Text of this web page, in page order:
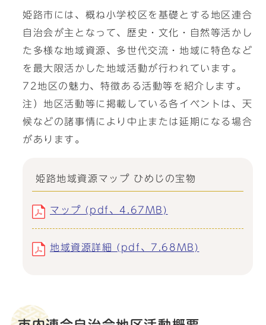
姫路市には、概ね小学校区を基礎とする地区連合
自治会が主となって、歴史・文化・自然等活かし
た多様な地域資源、多世代交流・地域に特色など
を最大限活かした地域活動が行われています。
72地区の魅力、特徴ある活動等を紹介します。
注）地区活動等に掲載している各イベントは、天
候などの諸事情により中止または延期になる場合
があります。
姫路地域資源マップ ひめじの宝物
マップ (pdf、4.67MB)
地域資源詳細 (pdf、7.68MB)